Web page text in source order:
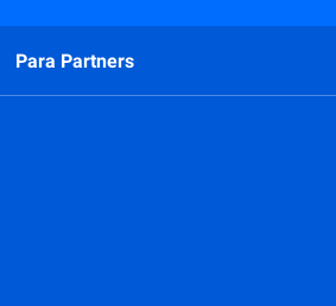
Para Partners